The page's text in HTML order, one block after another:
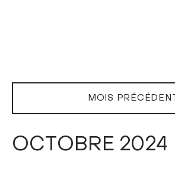
MOIS PRÉCÉDENT
OCTOBRE 2024